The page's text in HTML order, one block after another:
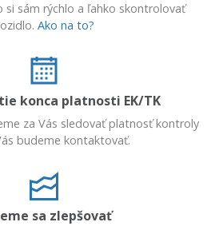
si sám rýchlo a ľahko skontrolovať
Ako na to?
konca platnosti EK/TK
za Vás sledovať platnosť kontroly
budeme kontaktovať.
sa zlepšovať